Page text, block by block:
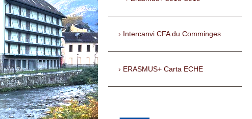
Intercanvi CFA du Comminges
ERASMUS+ Carta ECHE